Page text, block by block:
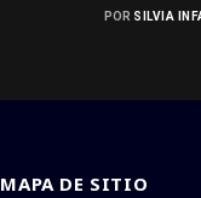
POR SILVIA
MAPA DE SITIO